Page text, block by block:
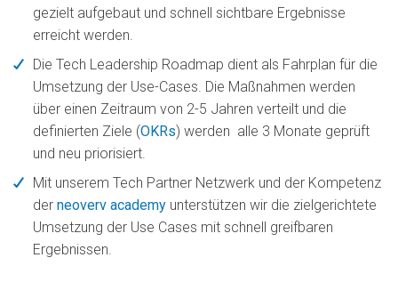
gezielt aufgebaut und schnell sichtbare Ergebnisse
erreicht werden.
Die Tech Leadership Roadmap dient als Fahrplan für die
Umsetzung der Use-Cases. Die Maßnahmen werden
über einen Zeitraum von 2-5 Jahren verteilt und die
definierten Ziele (OKRs) werden alle 3 Monate geprüft
und neu priorisiert.
Mit unserem Tech Partner Netzwerk und der Kompetenz
der neoverv academy unterstützen wir die zielgerichtete
Umsetzung der Use Cases mit schnell greifbaren
Ergebnissen.